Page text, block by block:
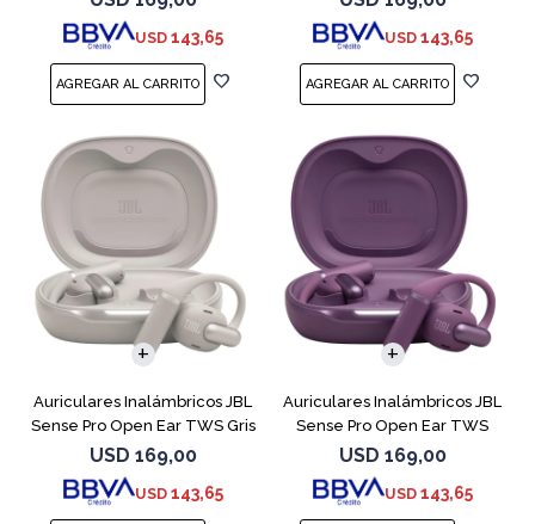
USD 143,65 USD 143,65
Auriculares Inalámbricos JBL
Sense Pro Open Ear TWS Gris
USD 169,00
USD 143,65
Auriculares Inalámbricos JBL
Sense Pro Open Ear TWS
Purple
USD 169,00
USD 143,65